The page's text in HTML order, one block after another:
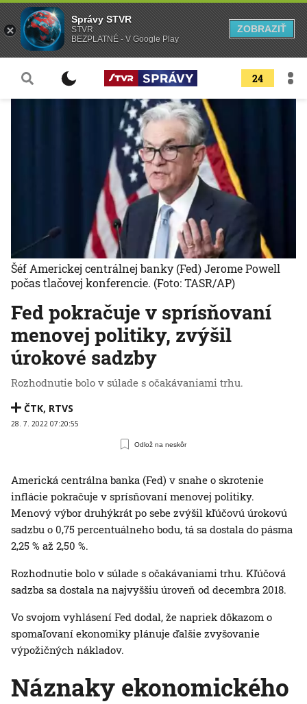
24
Fed pokračuje v sprísňovaní
menovej politiky, zvýšil
úrokové sadzby
Rozhodnutie bolo v súlade s očakávaniami trhu.
ČTK, RTVS
28. 7. 2022 07:20:55
Odlož na neskôr
Šéf Americkej centrálnej banky (Fed) Jerome Powell
počas tlačovej konferencie. (Foto: TASR/AP)
Americká centrálna banka (Fed) v snahe o skrotenie
inflácie pokračuje v sprísňovaní menovej politiky.
Menový výbor druhýkrát po sebe zvýšil kľúčovú úrokovú
sadzbu o 0,75 percentuálneho bodu, tá sa dostala do pásma
2,25 % až 2,50 %.
Rozhodnutie bolo v súlade s očakávaniami trhu. Kľúčová
sadzba sa dostala na najvyššiu úroveň od decembra 2018.
Vo svojom vyhlásení Fed dodal, že napriek dôkazom o
spomaľovaní ekonomiky plánuje ďalšie zvyšovanie
výpožičných nákladov.
Náznaky ekonomického
Správy STVR
STVR
BEZPLATNÉ - V Google Play
ZOBRAZIŤ